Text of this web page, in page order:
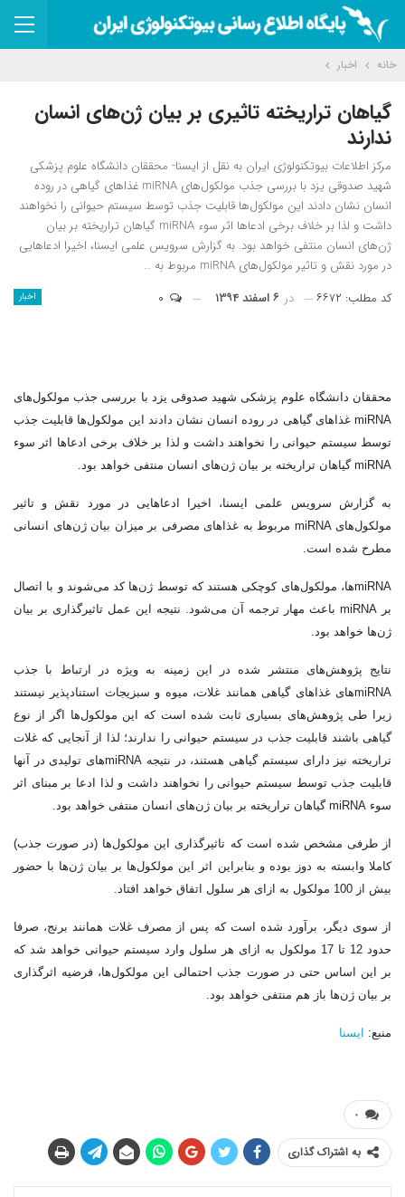
خانه اخبار
گیاهان تراریخته تاثیری بر بیان ژن‌های انسان
ندارند
مرکز اطلاعات بیوتکنولوژی ایران به نقل از ایسنا- محققان دانشگاه علوم پزشکی
شهید صدوقی یزد با بررسی جذب مولکول‌های miRNA غذاهای گیاهی در روده
انسان نشان دادند این مولکول‌ها قابلیت جذب توسط سیستم حیوانی را نخواهند
داشت و لذا بر خلاف برخی ادعاها اثر سوء miRNA گیاهان تراریخته بر بیان
ژن‌های انسان منتفی خواهد بود. به گزارش سرویس علمی ایسنا، اخیرا ادعاهایی
در مورد نقش و تاثیر مولکول‌های miRNA مربوط به …
اخبار کد مطلب: ۶۶۷۲ در ۶ اسفند ۱۳۹۴
محققان دانشگاه علوم پزشکی شهید صدوقی یزد با بررسی جذب مولکول‌های
miRNA غذاهای گیاهی در روده انسان نشان دادند این مولکول‌ها قابلیت جذب
توسط سیستم حیوانی را نخواهند داشت و لذا بر خلاف برخی ادعاها اثر سوء
miRNA گیاهان تراریخته بر بیان ژن‌های انسان منتفی خواهد بود.
به گزارش سرویس علمی ایسنا، اخیرا ادعاهایی در مورد نقش و تاثیر
مولکول‌های miRNA مربوط به غذاهای مصرفی بر میزان بیان ژن‌های انسانی
مطرح شده است.
miRNAها، مولکول‌های کوچکی هستند که توسط ژن‌ها کد می‌شوند و با اتصال
بر miRNA باعث مهار ترجمه آن می‌شود. نتیجه این عمل تاثیرگذاری بر بیان
ژن‌ها خواهد بود.
نتایج پژوهش‌های منتشر شده در این زمینه به ویژه در ارتباط با جذب
miRNAهای غذاهای گیاهی همانند غلات، میوه و سبزیجات استنادپذیر نیستند
زیرا طی پژوهش‌های بسیاری ثابت شده است که این مولکول‌ها اگر از نوع
گیاهی باشند قابلیت جذب در سیستم حیوانی را ندارند؛ لذا از آنجایی که غلات
تراریخته نیز دارای سیستم گیاهی هستند، در نتیجه miRNAهای تولیدی در آنها
قابلیت جذب توسط سیستم حیوانی را نخواهند داشت و لذا ادعا بر مبنای اثر
سوء miRNA گیاهان تراریخته بر بیان ژن‌های انسان منتفی خواهد بود.
از طرفی مشخص شده است که تاثیرگذاری این مولکول‌ها (در صورت جذب)
کاملا وابسته به دوز بوده و بنابراین اثر این مولکول‌ها بر بیان ژن‌ها با حضور
بیش از 100 مولکول به ازای هر سلول اتفاق خواهد افتاد.
از سوی دیگر، برآورد شده است که پس از مصرف غلات همانند برنج، صرفا
حدود 12 تا 17 مولکول به ازای هر سلول وارد سیستم حیوانی خواهد شد که
بر این اساس حتی در صورت جذب احتمالی این مولکول‌ها، فرضیه اثرگذاری
بر بیان ژن‌ها باز هم منتفی خواهد بود.
منبع: ایسنا
۰
به اشتراک گذاری